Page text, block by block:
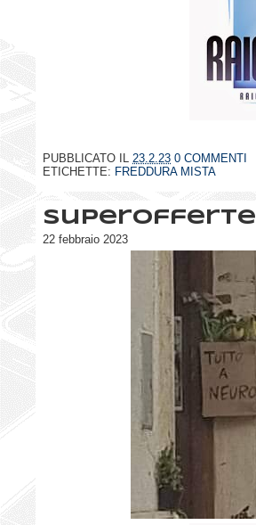
PUBBLICATO IL 23.2.23 0 COMMENTI
ETICHETTE: FREDDURA MISTA
SuperOfferte
22 febbraio 2023